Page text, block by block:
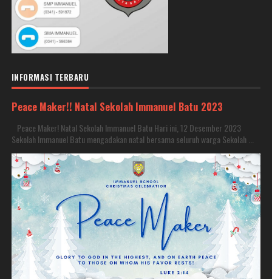
INFORMASI TERBARU
Peace Maker!! Natal Sekolah Immanuel Batu 2023
Peace Maker! Natal Sekolah Immanuel Batu Hari ini, 12 Desember 2023
Sekolah Immanuel Batu mengadakan natal bersama seluruh warga Sekolah ...